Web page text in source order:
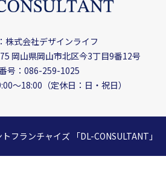
株式会社デザインライフ
岡山県岡山市北区今3丁目9番12号
号：086-259-1025
〜18:00（定休日：日・祝日）
フランチャイズ「DL-CONSULTANT」